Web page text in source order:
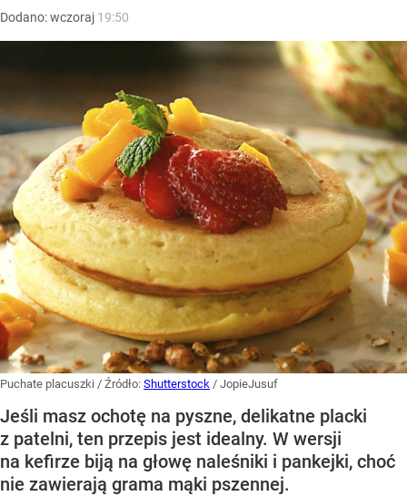
Dodano:wczoraj 19:50
Puchate placuszki / Źródło: Shutterstock / JopieJusuf
Jeśli masz ochotę na pyszne, delikatne placki
z patelni, ten przepis jest idealny. W wersji
na kefirze biją na głowę naleśniki i pankejki, choć
nie zawierają grama mąki pszennej.